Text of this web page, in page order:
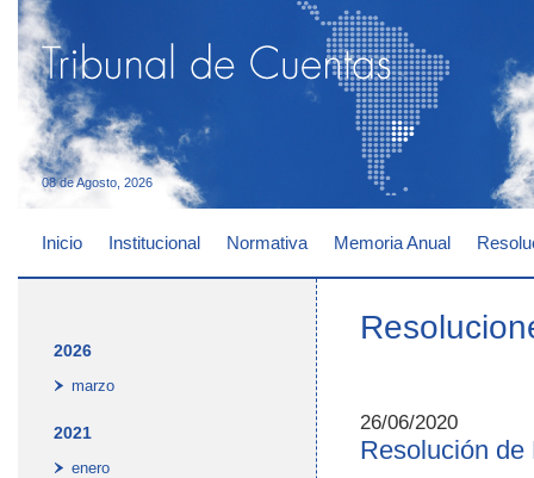
08 de Agosto, 2026
Inicio Institucional Normativa Memoria Anual
2026
marzo
2021
enero
26/06/2020
Resolución